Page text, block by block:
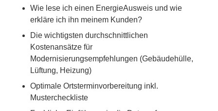
Wie lese ich einen EnergieAusweis und wie
erkläre ich ihn meinem Kunden?
Die wichtigsten durchschnittlichen
Kostenansätze für
Modernisierungsempfehlungen (Gebäudehülle,
Lüftung, Heizung)
Optimale Ortsterminvorbereitung inkl.
Mustercheckliste